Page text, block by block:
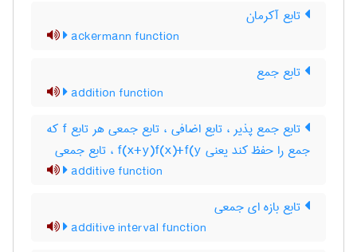
تابع آکرمان
ackermann function
تابع جمع
addition function
تابع جمع پذیر ، تابع اضافی ، تابع جمعی هر تابع f که
جمع را حفظ کند یعنی f(x+y)f(x)+f(y ، تابع جمعی
additive function
تابع بازه ای جمعی
additive interval function